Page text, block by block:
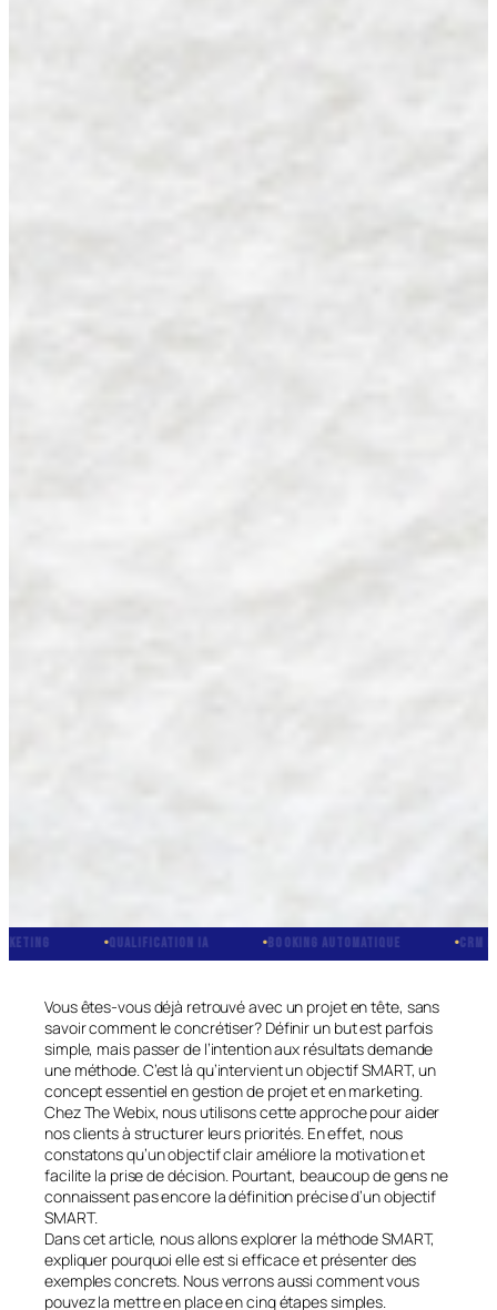
QUALIFICATION IA BOOKING AUTOMATIQUE CRM INTÉGRÉ
Vous êtes-vous déjà retrouvé avec un projet en tête, sans
savoir comment le concrétiser? Définir un but est parfois
simple, mais passer de l’intention aux résultats demande
une méthode. C’est là qu’intervient un objectif SMART, un
concept essentiel en gestion de projet et en marketing.
Chez The Webix, nous utilisons cette approche pour aider
nos clients à structurer leurs priorités. En effet, nous
constatons qu’un objectif clair améliore la motivation et
facilite la prise de décision. Pourtant, beaucoup de gens ne
connaissent pas encore la définition précise d’un objectif
SMART.
Dans cet article, nous allons explorer la méthode SMART,
expliquer pourquoi elle est si efficace et présenter des
exemples concrets. Nous verrons aussi comment vous
pouvez la mettre en place en cinq étapes simples.